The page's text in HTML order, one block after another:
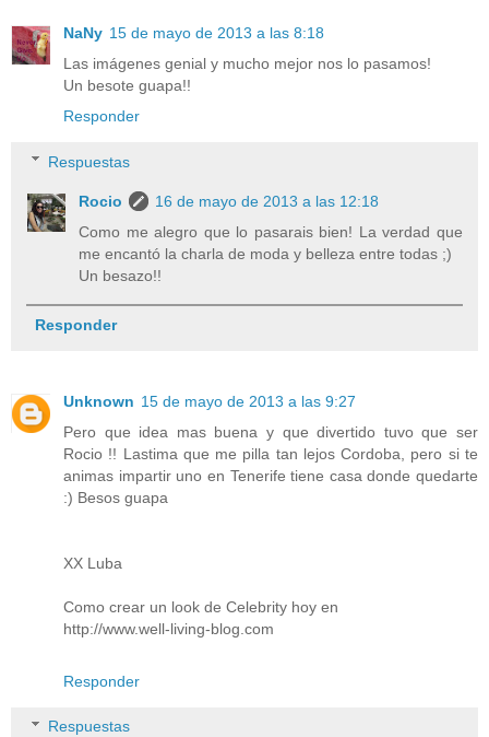
NaNy 15 de mayo de 2013 a las 8:18
Las imágenes genial y mucho mejor nos lo pasamos!
Un besote guapa!!
Responder
Respuestas
Rocio
16 de mayo de 2013 a las 12:18
Como me alegro que lo pasarais bien! La verdad que
me encantó la charla de moda y belleza entre todas ;)
Un besazo!!
Responder
Unknown 15 de mayo de 2013 a las 9:27
Pero que idea mas buena y que divertido tuvo que ser
Rocio !! Lastima que me pilla tan lejos Cordoba, pero si te
animas impartir uno en Tenerife tiene casa donde quedarte
:) Besos guapa
XX Luba
Como crear un look de Celebrity hoy en
http://www.well-living-blog.com
Responder
Respuestas